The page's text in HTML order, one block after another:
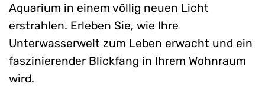
Aquarium in einem völlig neuen Licht
erstrahlen. Erleben Sie, wie Ihre
Unterwasserwelt zum Leben erwacht und ein
faszinierender Blickfang in Ihrem Wohnraum
wird.